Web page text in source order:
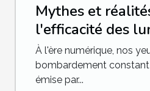
Mythes et
l'efficacité des
lumière bleue
À l'ère numérique, nos
bombardement constant
émise par...